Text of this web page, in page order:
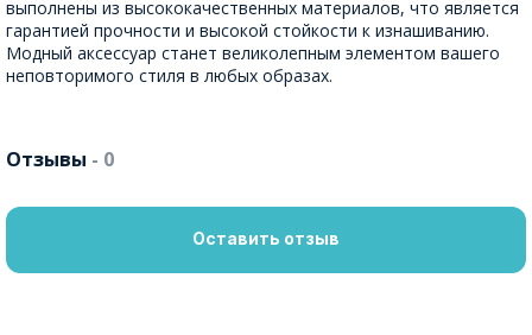
выполнены из высококачественных материалов, что является
гарантией прочности и высокой стойкости к изнашиванию.
Модный аксессуар станет великолепным элементом вашего
неповторимого стиля в любых образах.
Отзывы - 0
Оставить отзыв